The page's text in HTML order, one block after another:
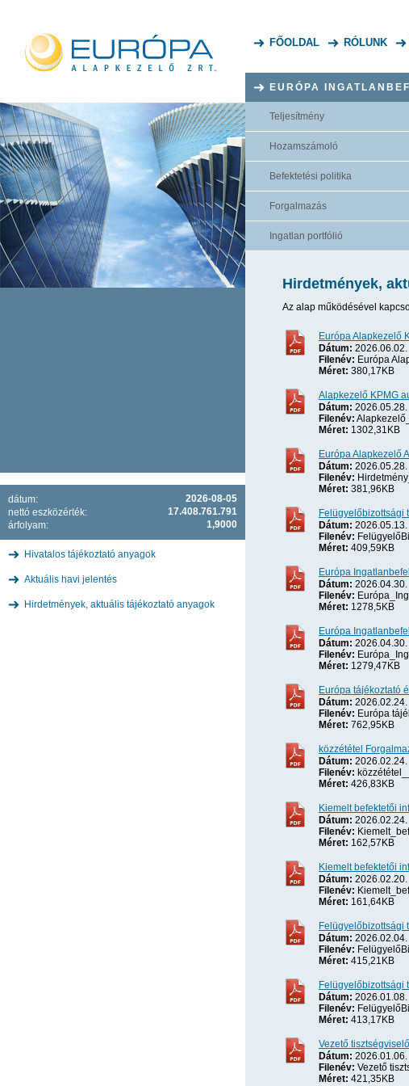
FŐOLDAL RÓLUNK
2026-08-05
dátum:
17.408.761.791
nettó eszközérték:
1,9000
árfolyam:
Hivatalos tájékoztató anyagok
Aktuális havi jelentés
Hirdetmények, aktuális tájékoztató anyagok
EURÓPA
Teljesítmény
Hozamszámoló
Befektetési politika
Forgalmazás
Ingatlan portfólió
Hirdetmények,
Az alap működésével
Európa Alapkezelő
Dátum: 2026.06.02.
Filenév: Európa
Méret: 380,17KB
Alapkezelő KPMG
Dátum: 2026.05.28.
Filenév:
Méret: 1302,31KB
Európa Alapkezelő
Dátum: 2026.05.28.
Filenév:
Méret: 381,96KB
Felügyelőbizottsági
Dátum: 2026.05.13.
Filenév:
Méret: 409,59KB
Európa
Dátum: 2026.04.30.
Filenév:
Méret: 1278,5KB
Európa
Dátum: 2026.04.30.
Filenév:
Méret: 1279,47KB
Európa tájékoztató
Dátum: 2026.02.24.
Filenév: Európa
Méret: 762,95KB
közzététel
Dátum: 2026.02.24.
Filenév:
Méret: 426,83KB
Kiemelt befektetői
Dátum: 2026.02.24.
Filenév:
Méret: 162,57KB
Kiemelt befektetői
Dátum: 2026.02.20.
Filenév:
Méret: 161,64KB
Felügyelőbizottsági
Dátum: 2026.02.04.
Filenév:
Méret: 415,21KB
Felügyelőbizottsági
Dátum: 2026.01.08.
Filenév:
Méret: 413,17KB
Vezető
Dátum: 2026.01.06.
Filenév: Vezető
Méret: 421,35KB